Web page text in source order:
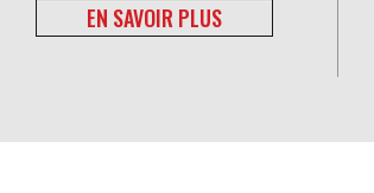
EN SAVOIR PLUS